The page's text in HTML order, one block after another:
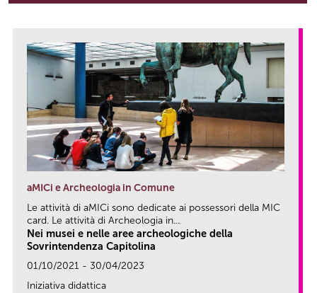
aMICi e Archeologia in Comune
Le attività di aMICi sono dedicate ai possessori della MIC
card. Le attività di Archeologia in...
Nei musei e nelle aree archeologiche della
Sovrintendenza Capitolina
01/10/2021 - 30/04/2023
Iniziativa didattica